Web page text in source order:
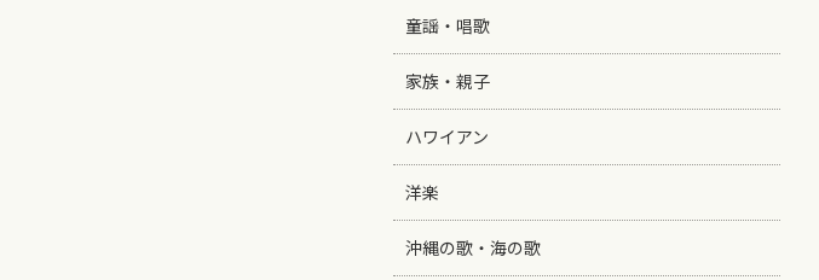
童謡・唱歌
家族・親子
ハワイアン
洋楽
沖縄の歌・海の歌